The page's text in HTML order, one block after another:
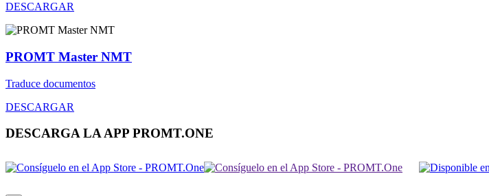
DESCARGAR
PROMT Master NMT
Traduce documentos
DESCARGAR
DESCARGA LA APP PROMT.ONE